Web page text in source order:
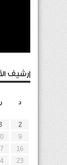
إرشيف
د
2
9
16
23